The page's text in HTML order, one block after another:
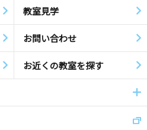
教室見学
お問い合わせ
お近くの教室を探す